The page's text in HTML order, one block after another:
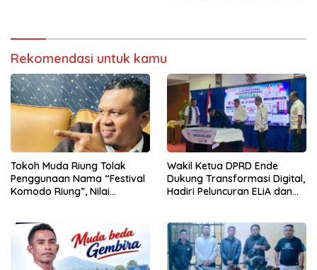
Rekomendasi untuk kamu
Tokoh Muda Riung Tolak
Penggunaan Nama “Festival
Komodo Riung”, Nilai
Wakil Ketua DPRD Ende
Dukung Transformasi Digital,
Hadiri Peluncuran ELiA dan